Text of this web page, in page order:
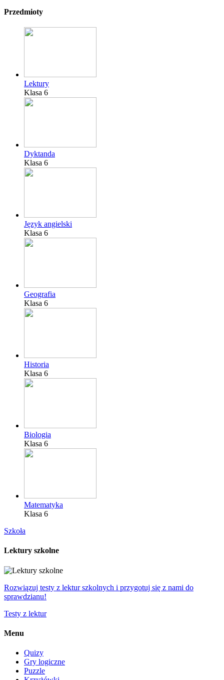
Przedmioty
Lektury
Klasa 6
Dyktanda
Klasa 6
Język angielski
Klasa 6
Geografia
Klasa 6
Historia
Klasa 6
Biologia
Klasa 6
Matematyka
Klasa 6
Szkoła
Lektury szkolne
Rozwiązuj testy z lektur szkolnych i przygotuj się z nami do
sprawdzianu!
Testy z lektur
Menu
Quizy
Gry logiczne
Puzzle